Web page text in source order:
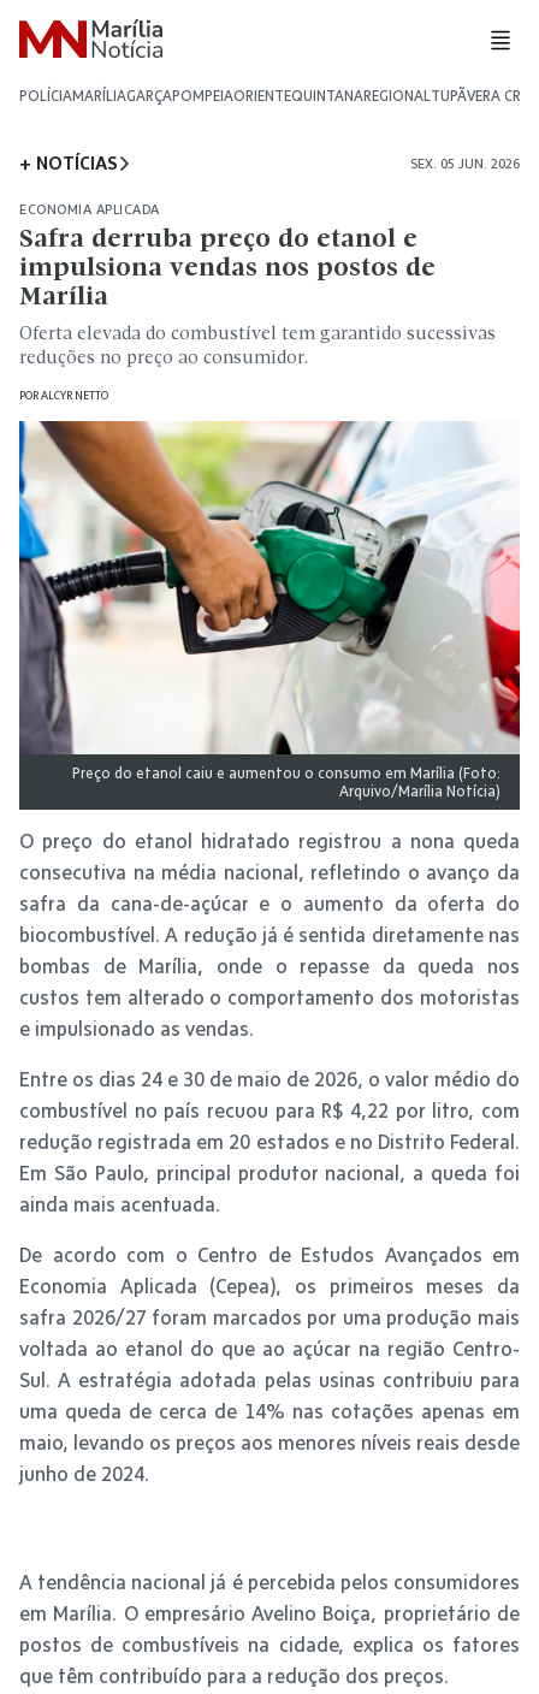
POLÍCIAMARÍLIAGARÇAPOMPEIAORIENTEQUINTANAREGIONALTUPÃVERA CRUZ
+ NOTÍCIAS SEX. 05 JUN. 2026
ECONOMIA APLICADA
Safra derruba preço do etanol e
impulsiona vendas nos postos de
Marília
Oferta elevada do combustível tem garantido sucessivas
reduções no preço ao consumidor.
PORALCYR NETTO
Preço do etanol caiu e aumentou o consumo em Marília (Foto:
Arquivo/Marília Notícia)
O preço do etanol hidratado registrou a nona queda
consecutiva na média nacional, refletindo o avanço da
safra da cana-de-açúcar e o aumento da oferta do
biocombustível. A redução já é sentida diretamente nas
bombas de Marília, onde o repasse da queda nos
custos tem alterado o comportamento dos motoristas
e impulsionado as vendas.
Entre os dias 24 e 30 de maio de 2026, o valor médio do
combustível no país recuou para R$ 4,22 por litro, com
redução registrada em 20 estados e no Distrito Federal.
Em São Paulo, principal produtor nacional, a queda foi
ainda mais acentuada.
De acordo com o Centro de Estudos Avançados em
Economia Aplicada (Cepea), os primeiros meses da
safra 2026/27 foram marcados por uma produção mais
voltada ao etanol do que ao açúcar na região Centro-
Sul. A estratégia adotada pelas usinas contribuiu para
uma queda de cerca de 14% nas cotações apenas em
maio, levando os preços aos menores níveis reais desde
junho de 2024.
A tendência nacional já é percebida pelos consumidores
em Marília. O empresário Avelino Boiça, proprietário de
postos de combustíveis na cidade, explica os fatores
que têm contribuído para a redução dos preços.